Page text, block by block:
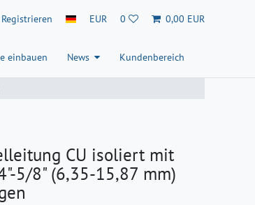
Registrieren EUR 0 0,00 EUR
einbauen News Kundenbereich
CU isoliert mit
5/8" (6,35-15,87 mm)